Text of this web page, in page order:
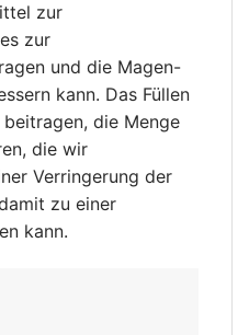
zur
zur
und die Magen-
kann. Das Füllen
die Menge
die wir
Verringerung der
zu einer
kann.